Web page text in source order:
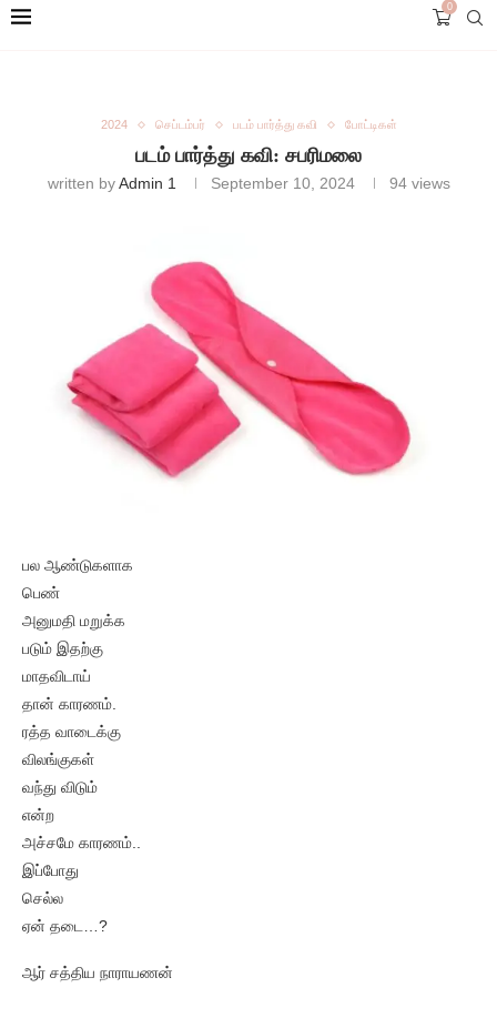
0
2024 செப்டம்பர் படம் பார்த்து கவி போட்டிகள்
படம் பார்த்து கவி: சபரிமலை
written byAdmin 1 September 10, 2024 94views
பல ஆண்டுகளாக
பெண்
அனுமதி மறுக்க
படும் இதற்கு
மாதவிடாய்
தான் காரணம்.
ரத்த வாடைக்கு
விலங்குகள்
வந்து விடும்
என்ற
அச்சமே காரணம்..
இப்போது
செல்ல
ஏன் தடை…?
ஆர் சத்திய நாராயணன்